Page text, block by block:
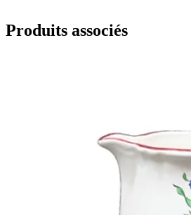
Produits associés